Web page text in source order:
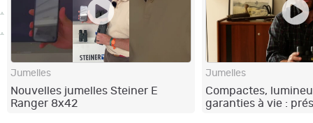
Jumelles
Nouvelles jumelles Steiner E
Ranger 8x42
Jumelles
Compactes,
garanties à vie :